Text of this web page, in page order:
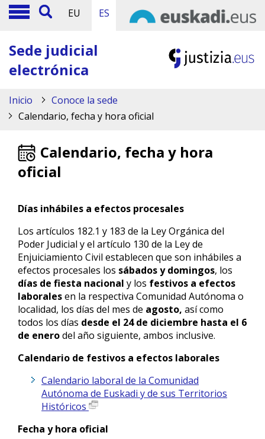
EU ES
Sede judicial
electrónica
Inicio
Conoce la sede
Calendario, fecha y hora oficial
Calendario, fecha y hora
oficial
Días inhábiles a efectos procesales
Los artículos 182.1 y 183 de la Ley Orgánica del
Poder Judicial y el artículo 130 de la Ley de
Enjuiciamiento Civil establecen que son inhábiles a
efectos procesales los sábados y domingos, los
días de fiesta nacional y los festivos a efectos
laboralesen la respectiva Comunidad Autónoma o
localidad, los días del mes de agosto, así como
todos los días desde el 24 de diciembre hasta el 6
de enerodel año siguiente, ambos inclusive.
Calendario de festivos a efectos laborales
Calendario laboral de la Comunidad
Autónoma de Euskadi y de sus Territorios
Históricos
Fecha y hora oficial